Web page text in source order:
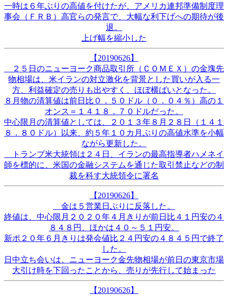
一時は６年ぶりの高値を付けたが、アメリカ連邦準備制度理
事会（ＦＲＢ）高官らの発言で、大幅な利下げへの期待が後
退。
上げ幅を縮小した
【20190626】
２５日のニューヨーク商品取引所（ＣＯＭＥＸ）の金塊先
物相場は、米イランの対立激化を背景とした買いが入る一
方、利益確定の売りも出やすく、ほぼ横ばいとなった。
８月物の清算値は前日比０．５０ドル（０．０４％）高の１
オンス＝１４１８．７０ドルだった。
中心限月の清算値としては、２０１３年８月２８日（１４１
８．８０ドル）以来、約５年１０カ月ぶりの高値水準を小幅
ながら更新した。
トランプ米大統領は２４日、イランの最高指導者ハメネイ
師を標的に、米国の金融システムを通じた取引禁止などの制
裁を科す大統領令に署名
【20190626】
金は５営業日ぶりに反落した。
終値は、中心限月２０２０年４月きりが前日比４１円安の４
８４８円、ほかは４０～５１円安。
新ポ２０年６月きりは発会値比２４円安の４８４５円で終了
した。
日中立ち会いは、ニューヨーク金先物相場が前日の東京市場
大引け時を下回ったことから、売りが先行して始まった
【20190626】